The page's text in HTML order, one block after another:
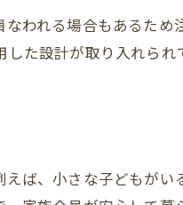
われる場合もあるため
た設計が取り入れら
ば、小さな子どもがい